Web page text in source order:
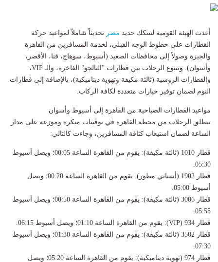
​أعدت الهيئة القومية لسكك حديد مصر تحديثاً شاملاً لمواعيد حركة
القطارات على خطوط الوجه القبلي، لخدمة المسافرين من القاهرة
والجيزة وصولاً إلى محافظات الصعيد (أسيوط، سوهاج، قنا، الأقصر،
وأسوان). وتتنوع الرحلات بين قطارات "التالجو" الفاخرة، والـ VIP،
والقطارات الروسية (ثالثة مكيفة وتهوية ديناميكية)، بالإضافة إلى قطارات
النوم لضمان توفير خيارات متعددة لكافة الركاب.
​مواعيد القطارات الصباحية من القاهرة إلى أسيوط وأسوان
​تنطلق الرحلات من محطة القاهرة في توقيتات مبكرة وموزعة على مدار
الساعة لضمان استيعاب كثافة المسافرين، وجاءت كالتالي:
​قطار 1010 (ثالثة مكيفة): يقوم من القاهرة الساعة 00:05؛ ويصل أسيوط
05:30.
​قطار 1902 (أسباني مطور): يقوم من القاهرة الساعة 00:20؛ ويصل
أسيوط 05:00.
​قطار 3006 (ثالثة مكيفة): يقوم من القاهرة الساعة 00:50؛ ويصل أسيوط
05:55.
​قطار 934 (VIP): يقوم من القاهرة الساعة 01:10؛ ويصل أسيوط 06:15.
​قطار 3502 (ثالثة مكيفة): يقوم من القاهرة الساعة 01:30؛ ويصل أسيوط
07:30.
​قطار 974 (تهوية ديناميكية): يقوم من القاهرة الساعة 05:20؛ ويصل